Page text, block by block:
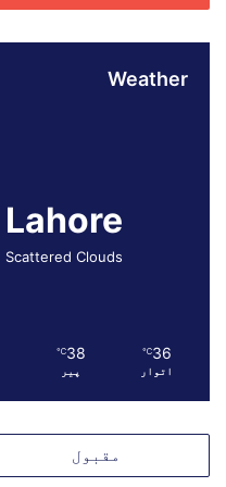
م
د
Weather
Lahore
Scattered Clouds
36
℃
اتوار
38
℃
پیر
مقبول